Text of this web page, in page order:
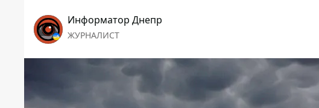
Информатор Днепр
ЖУРНАЛИСТ